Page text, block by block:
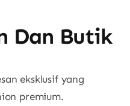
Dan Butik
eksklusif yang
premium.